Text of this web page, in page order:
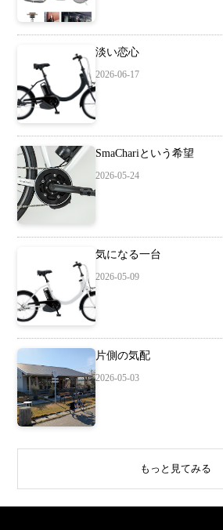
淡い恋心
2026-06-17
SmaChariという希望
2026-05-24
気になる一台
2026-05-09
片側の気配
2026-05-03
もっと見てみる